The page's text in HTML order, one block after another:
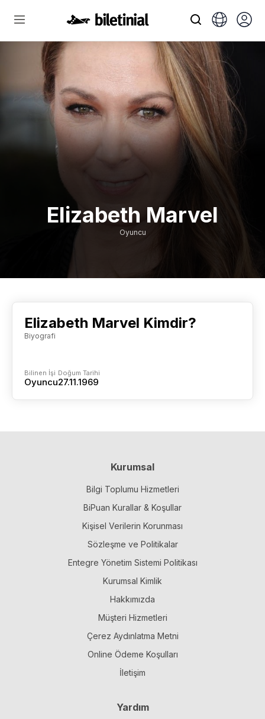
Elizabeth Marvel
Oyuncu
Elizabeth Marvel Kimdir?
Biyografi
Bilinen İşi
Oyuncu
Doğum Tarihi
27.11.1969
Kurumsal
Bilgi Toplumu Hizmetleri
BiPuan Kurallar & Koşullar
Kişisel Verilerin Korunması
Sözleşme ve Politikalar
Entegre Yönetim Sistemi Politikası
Kurumsal Kimlik
Hakkımızda
Müşteri Hizmetleri
Çerez Aydınlatma Metni
Online Ödeme Koşulları
İletişim
Yardım